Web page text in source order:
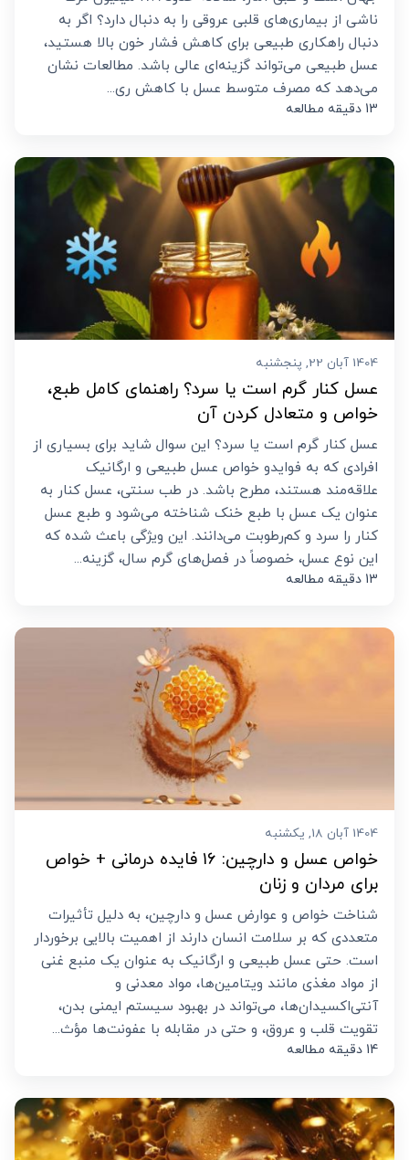
ناشی از بیماری‌های قلبی عروقی را به دنبال دارد؟ اگر به
دنبال راهکاری طبیعی برای کاهش فشار خون بالا هستید،
عسل طبیعی می‌تواند گزینه‌ای عالی باشد. مطالعات نشان
می‌دهد که مصرف متوسط عسل با کاهش ری...
13 دقیقه مطالعه
1404 آبان 22, پنجشنبه
عسل کنار گرم است یا سرد؟ راهنمای کامل طبع،
خواص و متعادل کردن آن
عسل کنار گرم است یا سرد؟ این سوال شاید برای بسیاری از
افرادی که به فوایدو خواص عسل طبیعی و ارگانیک
علاقه‌مند هستند، مطرح باشد. در طب سنتی، عسل کنار به
عنوان یک عسل با طبع خنک شناخته می‌شود و طبع عسل
کنار را سرد و کم‌رطوبت می‌دانند. این ویژگی باعث شده که
این نوع عسل، خصوصاً در فصل‌های گرم سال، گزینه‌...
13 دقیقه مطالعه
1404 آبان 18, یکشنبه
خواص عسل و دارچین: ۱۶ فایده درمانی + خواص
برای مردان و زنان
شناخت خواص و عوارض عسل و دارچین، به دلیل تأثیرات
متعددی که بر سلامت انسان دارند از اهمیت بالایی برخوردار
است. حتی عسل طبیعی و ارگانیک به عنوان یک منبع غنی
از مواد مغذی مانند ویتامین‌ها، مواد معدنی و
آنتی‌اکسیدان‌ها، می‌تواند در بهبود سیستم ایمنی بدن،
تقویت قلب و عروق، و حتی در مقابله با عفونت‌ها مؤث...
14 دقیقه مطالعه